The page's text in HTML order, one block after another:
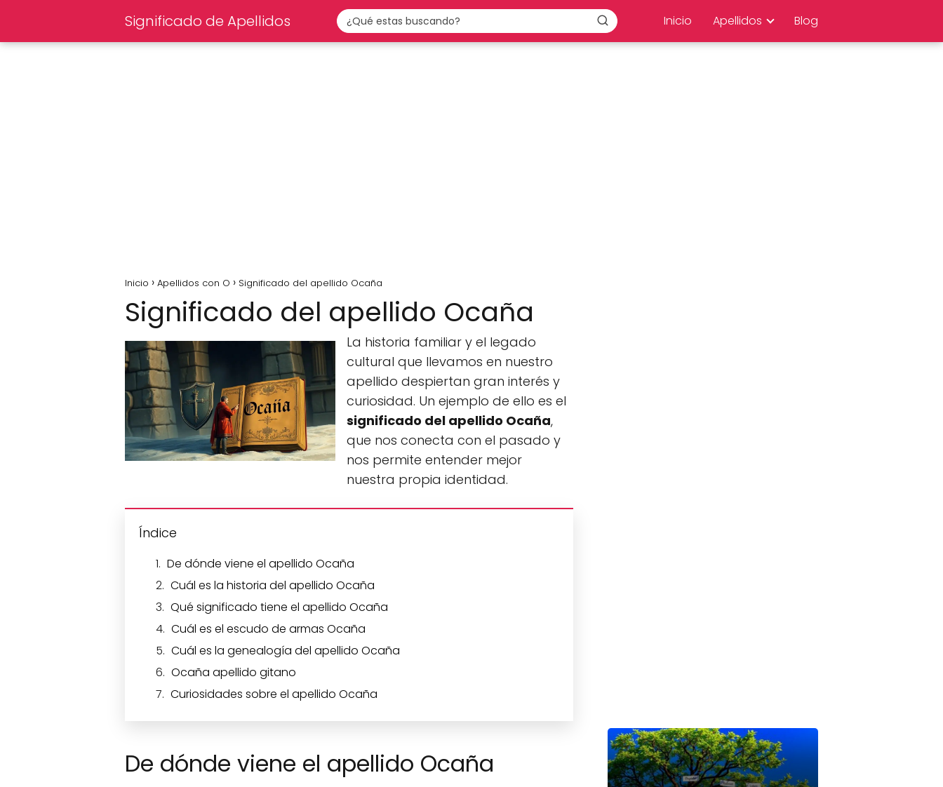
Significado de Apellidos Inicio Apellidos Blog
Inicio Apellidos con O Significado del apellido Ocaña
Significado del apellido Ocaña
La historia familiar y el legado
cultural que llevamos en nuestro
apellido despiertan gran interés y
curiosidad. Un ejemplo de ello es el
significado del apellido Ocaña,
que nos conecta con el pasado y
nos permite entender mejor
nuestra propia identidad.
Índice
De dónde viene el apellido Ocaña
Cuál es la historia del apellido Ocaña
Qué significado tiene el apellido Ocaña
Cuál es el escudo de armas Ocaña
Cuál es la genealogía del apellido Ocaña
Ocaña apellido gitano
Curiosidades sobre el apellido Ocaña
De dónde viene el apellido Ocaña